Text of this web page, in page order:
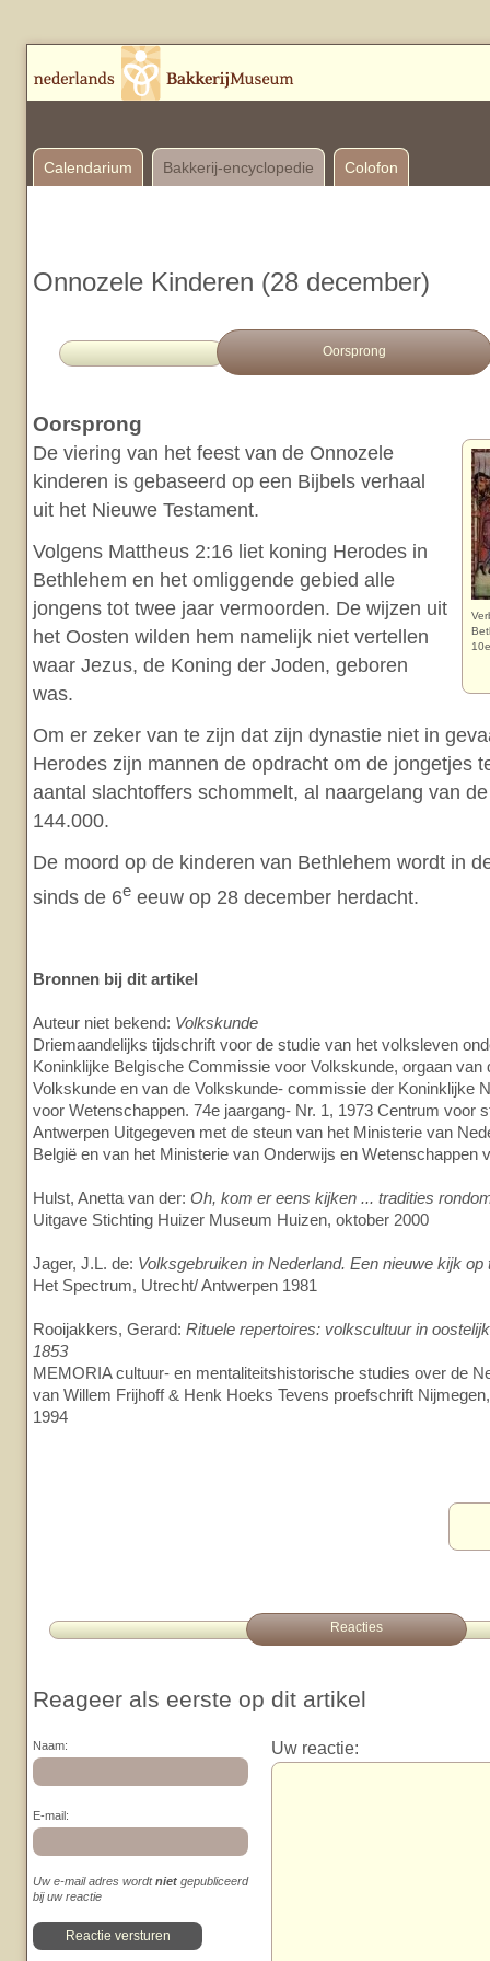
Calendarium Bakkerij-encyclopedie Colofon
Onnozele Kinderen (28 december)
Oorsprong
Oorsprong
De viering van het feest van de Onnozele
kinderen is gebaseerd op een Bijbels verhaal
uit het Nieuwe Testament.
Volgens Mattheus 2:16 liet koning Herodes in
Bethlehem en het omliggende gebied alle
jongens tot twee jaar vermoorden. De wijzen uit
het Oosten wilden hem namelijk niet vertellen
waar Jezus, de Koning der Joden, geboren
was.
Om er zeker van te zijn dat zijn dynastie niet in
Herodes zijn mannen de opdracht om de jongetjes
aantal slachtoffers schommelt, al naargelang van
144.000.
De moord op de kinderen van Bethlehem wordt in
sinds de 6e eeuw op 28 december herdacht.
Bronnen bij dit artikel
Auteur niet bekend: Volkskunde
Driemaandelijks tijdschrift voor de studie van het volksleven
Koninklijke Belgische Commissie voor Volkskunde, orgaan van
Volkskunde en van de Volkskunde- commissie der Koninklijke
voor Wetenschappen. 74e jaargang- Nr. 1, 1973 Centrum voor
Antwerpen Uitgegeven met de steun van het Ministerie van
België en van het Ministerie van Onderwijs en Wetenschappen
Hulst, Anetta van der: Oh, kom er eens kijken ... tradities
Uitgave Stichting Huizer Museum Huizen, oktober 2000
Jager, J.L. de: Volksgebruiken in Nederland. Een nieuwe kijk op
Het Spectrum, Utrecht/ Antwerpen 1981
Rooijakkers, Gerard: Rituele repertoires: volkscultuur in
1853
MEMORIA cultuur- en mentaliteitshistorische studies over de
van Willem Frijhoff & Henk Hoeks Tevens proefschrift
1994
Reacties
Reageer als eerste op dit artikel
Naam:
E-mail:
Uw e-mail adres wordtniet gepubliceerd
bij uw reactie
Uw reactie: